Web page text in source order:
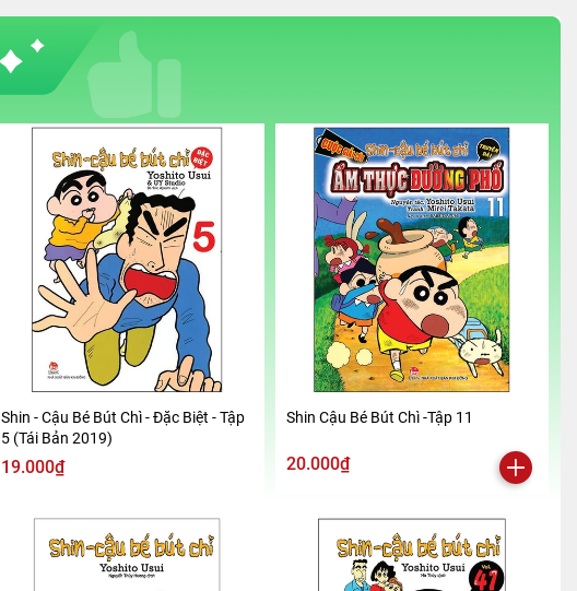
Shin - Cậu Bé Bút Chì - Đặc Biệt - Tập
5 (Tái Bản 2019)
19.000₫
Shin Cậu Bé Bút Chì -Tập 11
20.000₫